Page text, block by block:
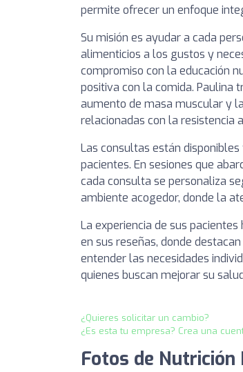
permite ofrecer un enfoque
Su misión es ayudar a cada
alimenticios a los gustos y
compromiso con la educación
positiva con la comida. Paulina
aumento de masa muscular y
relacionadas con la resistencia
Las consultas están
pacientes. En sesiones que
cada consulta se personaliza
ambiente acogedor, donde la
La experiencia de sus
en sus reseñas, donde
entender las necesidades
quienes buscan mejorar su
¿Quieres solicitar un cambio?
¿Es esta tu empresa? Crea una
Fotos de Nutrición